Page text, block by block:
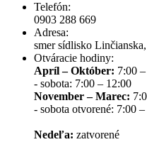
Telefón:
0903 288 669
Adresa:
smer sídlisko
Otváracie hodiny:
Apríl – Október: 7:00
- sobota: 7:00 – 12:00
November – Marec:
- sobota otvorené: 7:00
Nedeľa: zatvorené